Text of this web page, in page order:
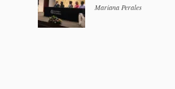
Mariana Perales